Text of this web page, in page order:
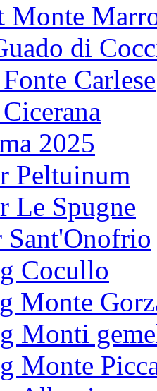
Monte
di
Carlese
2025
Peltuinum
Le Spugne
Sant'Onofrio
Cocullo
Monte
Monti
Monte